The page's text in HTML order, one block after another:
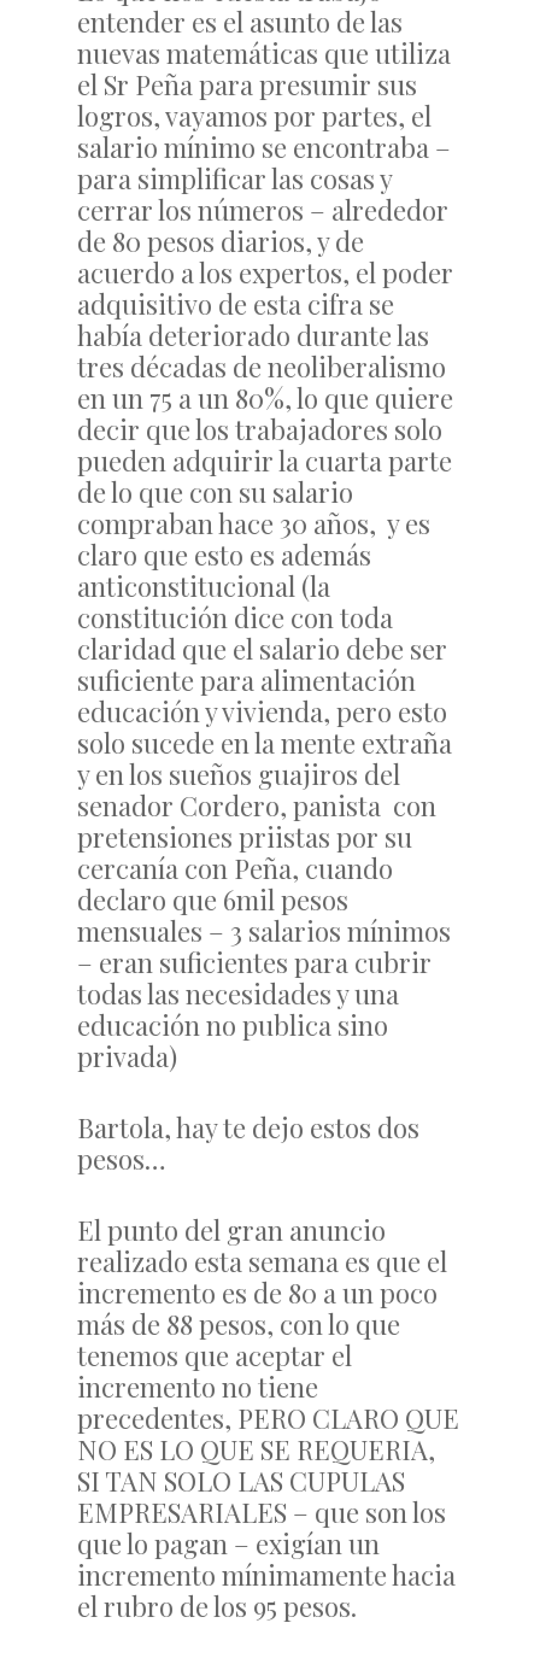
entender es el asunto de las
nuevas matemáticas que utiliza
el Sr Peña para presumir sus
logros, vayamos por partes, el
salario mínimo se encontraba –
para simplificar las cosas y
cerrar los números – alrededor
de 80 pesos diarios, y de
acuerdo a los expertos, el poder
adquisitivo de esta cifra se
había deteriorado durante las
tres décadas de neoliberalismo
en un 75 a un 80%, lo que quiere
decir que los trabajadores solo
pueden adquirir la cuarta parte
de lo que con su salario
compraban hace 30 años, y es
claro que esto es además
anticonstitucional (la
constitución dice con toda
claridad que el salario debe ser
suficiente para alimentación
educación y vivienda, pero esto
solo sucede en la mente extraña
y en los sueños guajiros del
senador Cordero, panista con
pretensiones priistas por su
cercanía con Peña, cuando
declaro que 6mil pesos
mensuales – 3 salarios mínimos
– eran suficientes para cubrir
todas las necesidades y una
educación no publica sino
privada)
Bartola, hay te dejo estos dos
pesos…
El punto del gran anuncio
realizado esta semana es que el
incremento es de 80 a un poco
más de 88 pesos, con lo que
tenemos que aceptar el
incremento no tiene
precedentes, PERO CLARO QUE
NO ES LO QUE SE REQUERIA,
SI TAN SOLO LAS CUPULAS
EMPRESARIALES – que son los
que lo pagan – exigían un
incremento mínimamente hacia
el rubro de los 95 pesos.